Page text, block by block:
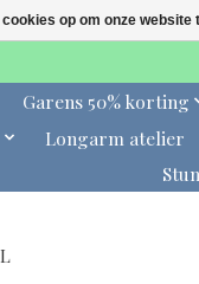
Garens 50% korting
Longarm atelier
cookies op om onze